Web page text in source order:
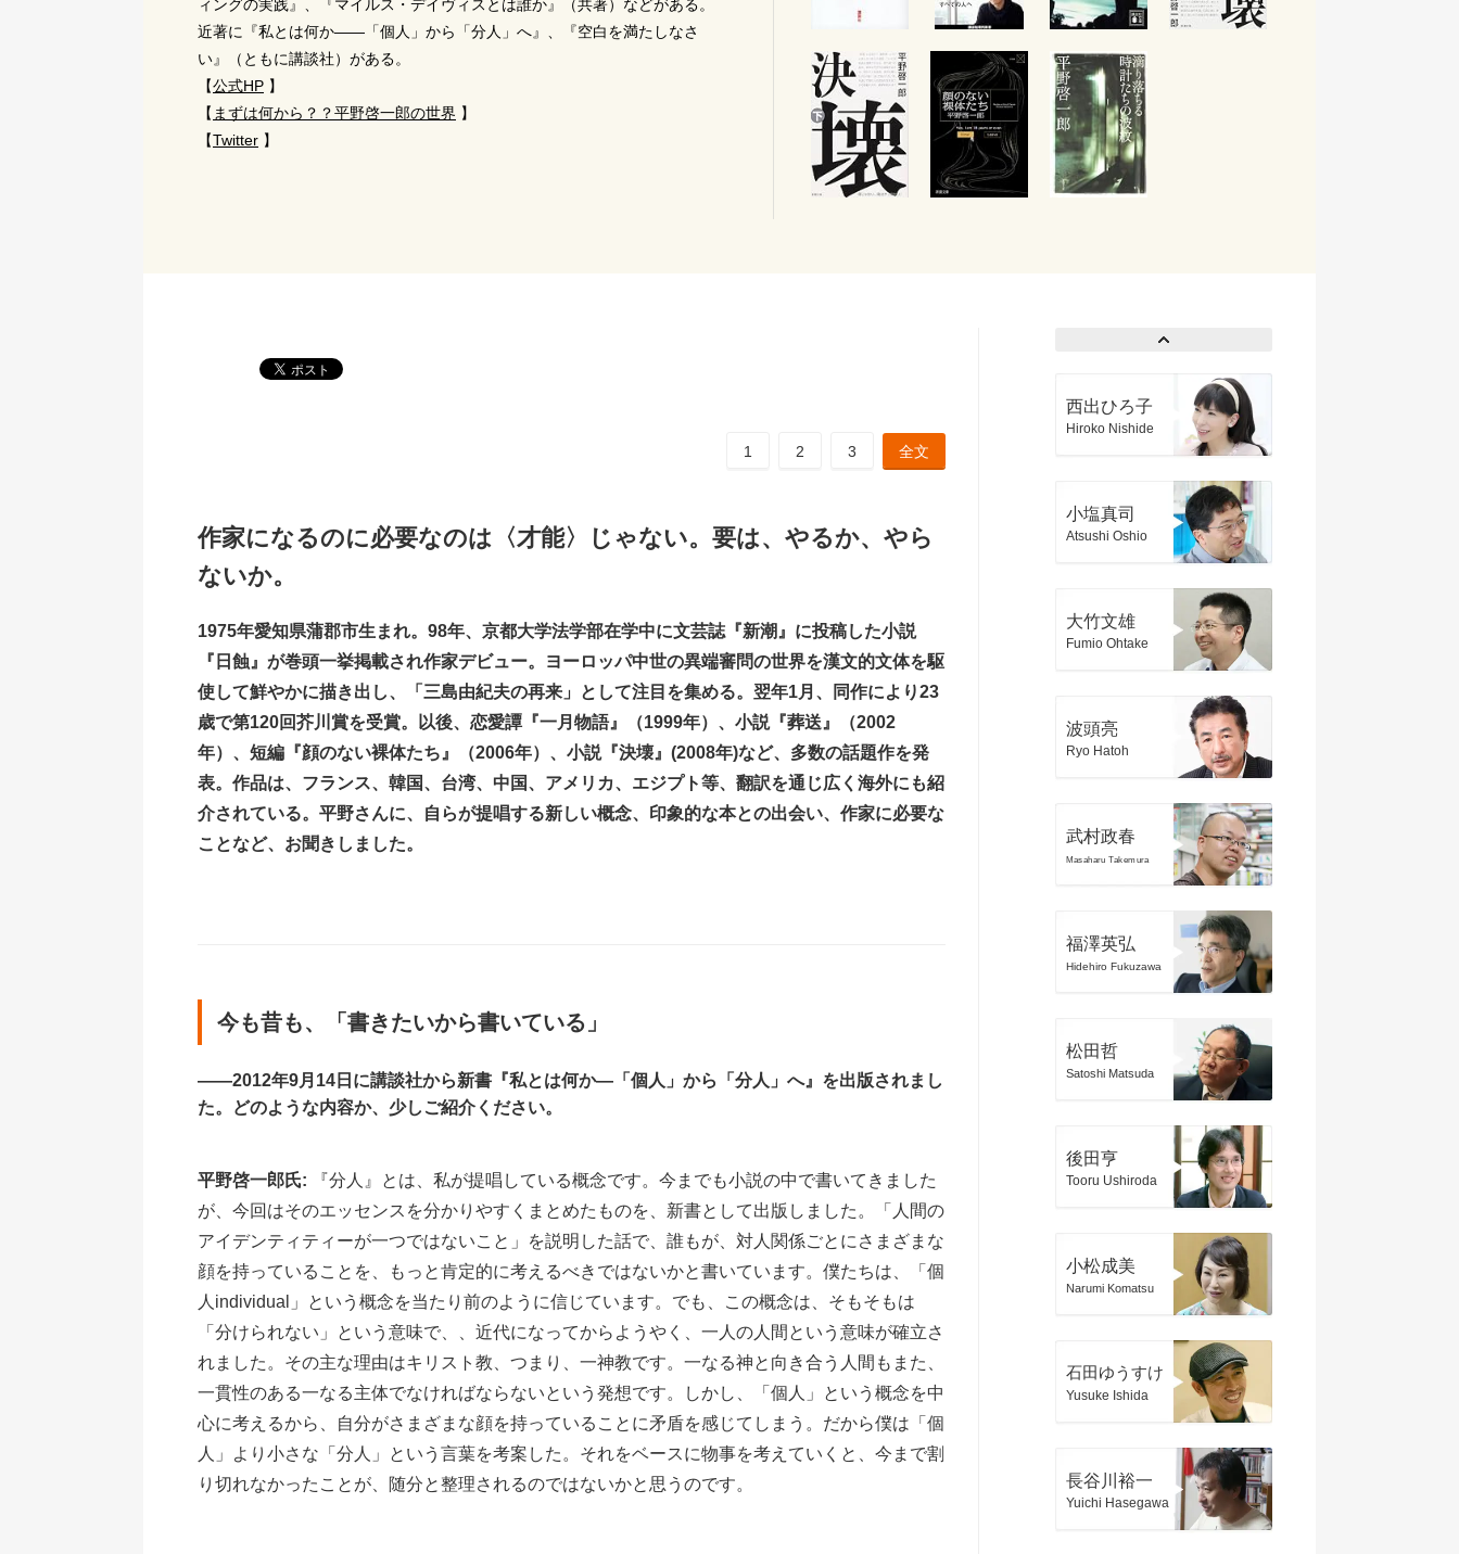
ィングの実践』、『マイルス・デイヴィスとは誰か』（共著）などがある。
近著に『私とは何か――「個人」から「分人」へ』、『空白を満たしなさ
い』（ともに講談社）がある。
【公式HP 】
【 まずは何から？？平野啓一郎の世界 】
【Twitter 】
1 2 3 全文
作家になるのに必要なのは〈才能〉じゃない。要は、やるか、やら
ないか。
1975年愛知県蒲郡市生まれ。98年、京都大学法学部在学中に文芸誌『新潮』に投稿した小説
『日蝕』が巻頭一挙掲載され作家デビュー。ヨーロッパ中世の異端審問の世界を漢文的文体を駆
使して鮮やかに描き出し、「三島由紀夫の再来」として注目を集める。翌年1月、同作により23
歳で第120回芥川賞を受賞。以後、恋愛譚『一月物語』（1999年）、小説『葬送』（2002
年）、短編『顔のない裸体たち』（2006年）、小説『決壊』(2008年)など、多数の話題作を発
表。作品は、フランス、韓国、台湾、中国、アメリカ、エジプト等、翻訳を通じ広く海外にも紹
介されている。平野さんに、自らが提唱する新しい概念、印象的な本との出会い、作家に必要な
ことなど、お聞きしました。
今も昔も、「書きたいから書いている」
――2012年9月14日に講談社から新書『私とは何か―「個人」から「分人」へ』を出版されまし
た。どのような内容か、少しご紹介ください。
平野啓一郎氏: 『分人』とは、私が提唱している概念です。今までも小説の中で書いてきました
が、今回はそのエッセンスを分かりやすくまとめたものを、新書として出版しました。「人間の
アイデンティティーが一つではないこと」を説明した話で、誰もが、対人関係ごとにさまざまな
顔を持っていることを、もっと肯定的に考えるべきではないかと書いています。僕たちは、「個
人individual」という概念を当たり前のように信じています。でも、この概念は、そもそもは
「分けられない」という意味で、、近代になってからようやく、一人の人間という意味が確立さ
れました。その主な理由はキリスト教、つまり、一神教です。一なる神と向き合う人間もまた、
一貫性のある一なる主体でなければならないという発想です。しかし、「個人」という概念を中
心に考えるから、自分がさまざまな顔を持っていることに矛盾を感じてしまう。だから僕は「個
人」より小さな「分人」という言葉を考案した。それをベースに物事を考えていくと、今まで割
り切れなかったことが、随分と整理されるのではないかと思うのです。
西出ひろ子
Hiroko Nishide
小塩真司
Atsushi Oshio
大竹文雄
Fumio Ohtake
波頭亮
Ryo Hatoh
武村政春
Masaharu Takemura
福澤英弘
Hidehiro Fukuzawa
松田哲
Satoshi Matsuda
後田亨
Tooru Ushiroda
小松成美
Narumi Komatsu
石田ゆうすけ
Yusuke Ishida
長谷川裕一
Yuichi Hasegawa